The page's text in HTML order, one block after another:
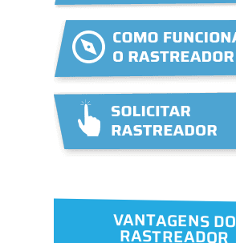
VANTAGENS DO
RASTREADOR